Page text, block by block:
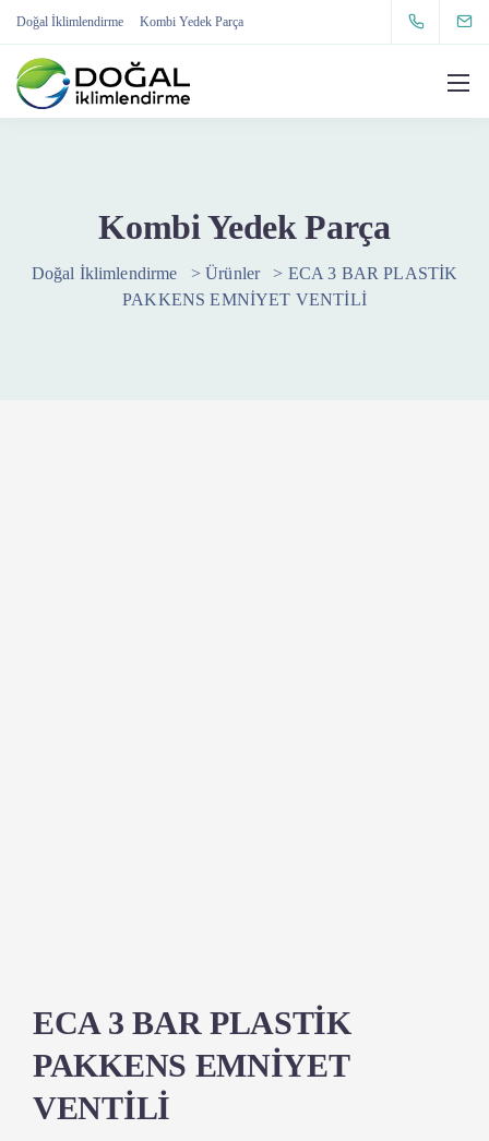
Doğal İklimlendirme Kombi Yedek Parça
Kombi Yedek Parça
Doğal İklimlendirme >Ürünler > ECA 3 BAR PLASTİK
PAKKENS EMNİYET VENTİLİ
ECA 3 BAR PLASTİK
PAKKENS EMNİYET
VENTİLİ